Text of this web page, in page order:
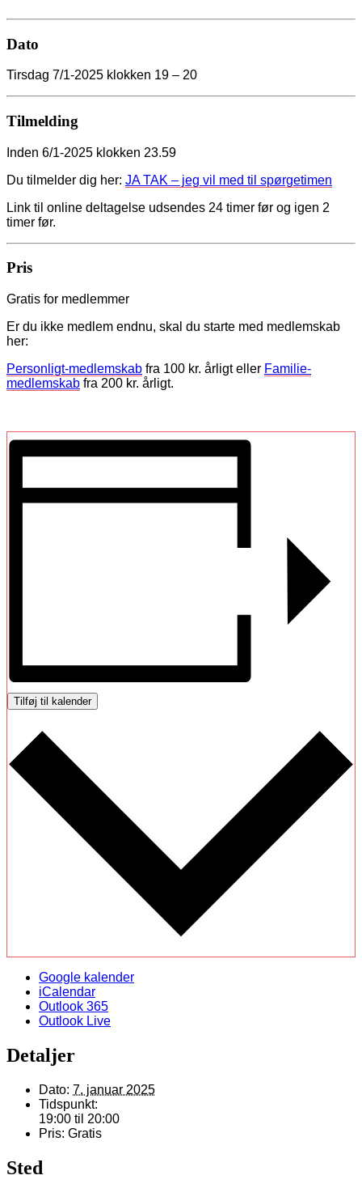
Dato
Tirsdag 7/1-2025 klokken 19 – 20
Tilmelding
Inden 6/1-2025 klokken 23.59
Du tilmelder dig her: JA TAK – jeg vil med til spørgetimen
Link til online deltagelse udsendes 24 timer før og igen 2
timer før.
Pris
Gratis for medlemmer
Er du ikke medlem endnu, skal du starte med medlemskab
her:
Personligt-medlemskab fra 100 kr. årligt eller Familie-
medlemskab fra 200 kr. årligt.
Tilføj til kalender
Google kalender
iCalendar
Outlook 365
Outlook Live
Detaljer
Dato: 7. januar 2025
Tidspunkt:
19:00 til 20:00
Pris: Gratis
Sted